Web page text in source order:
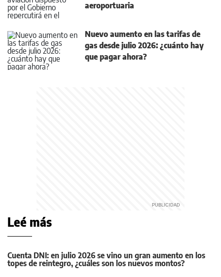
aeroportuaria
Nuevo aumento en las tarifas de
gas desde julio 2026: ¿cuánto hay
que pagar ahora?
Leé más
Cuenta DNI: en julio 2026 se vino un gran aumento en los
topes de reintegro, ¿cuáles son los nuevos montos?